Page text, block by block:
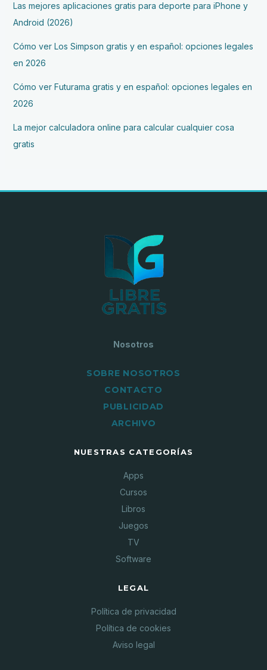
Las mejores aplicaciones gratis para deporte para iPhone y
Android (2026)
Cómo ver Los Simpson gratis y en español: opciones legales
en 2026
Cómo ver Futurama gratis y en español: opciones legales en
2026
La mejor calculadora online para calcular cualquier cosa
gratis
Nosotros
SOBRE NOSOTROS
CONTACTO
PUBLICIDAD
ARCHIVO
NUESTRAS CATEGORÍAS
Apps
Cursos
Libros
Juegos
TV
Software
LEGAL
Política de privacidad
Política de cookies
Aviso legal